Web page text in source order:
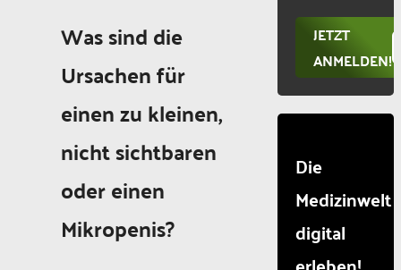
Was sind die
Ursachen für
einen zu kleinen,
nicht sichtbaren
oder einen
Mikropenis?
JETZT
ANMELDEN!
Die
Medizinwelt
digital